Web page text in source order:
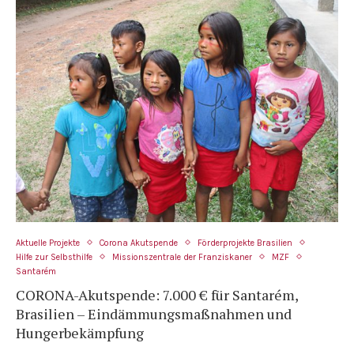
Aktuelle Projekte Corona Akutspende
Förderprojekte Brasilien
Hilfe zur Selbsthilfe
Missionszentrale der Franziskaner
MZF
Santarém
CORONA-Akutspende: 7.000 € für Santarém,
Brasilien – Eindämmungsmaßnahmen und
Hungerbekämpfung